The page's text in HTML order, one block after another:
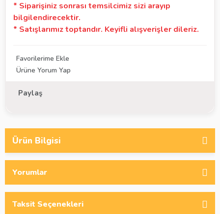
* Siparişiniz sonrası temsilcimiz sizi arayıp
bilgilendirecektir.
* Satışlarımız toptandır. Keyifli alışverişler dileriz.
Ürüne Yorum Yap
Paylaş
Ürün Bilgisi
Yorumlar
Taksit Seçenekleri